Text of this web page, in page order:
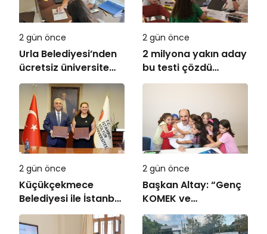
2 gün önce
Urla Belediyesi’nden
ücretsiz üniversite
tercih danışmanlığı
2 gün önce
2 milyona yakın aday
bu testi çözdü…
2 gün önce
Küçükçekmece
Belediyesi ile İstanbul
Kültür Üniversitesi
Arasında Sinema
2 gün önce
Başkan Altay: “Genç
KOMEK ve
Bilgehanelerde 30 Bin
Öğrencimiz Yaz